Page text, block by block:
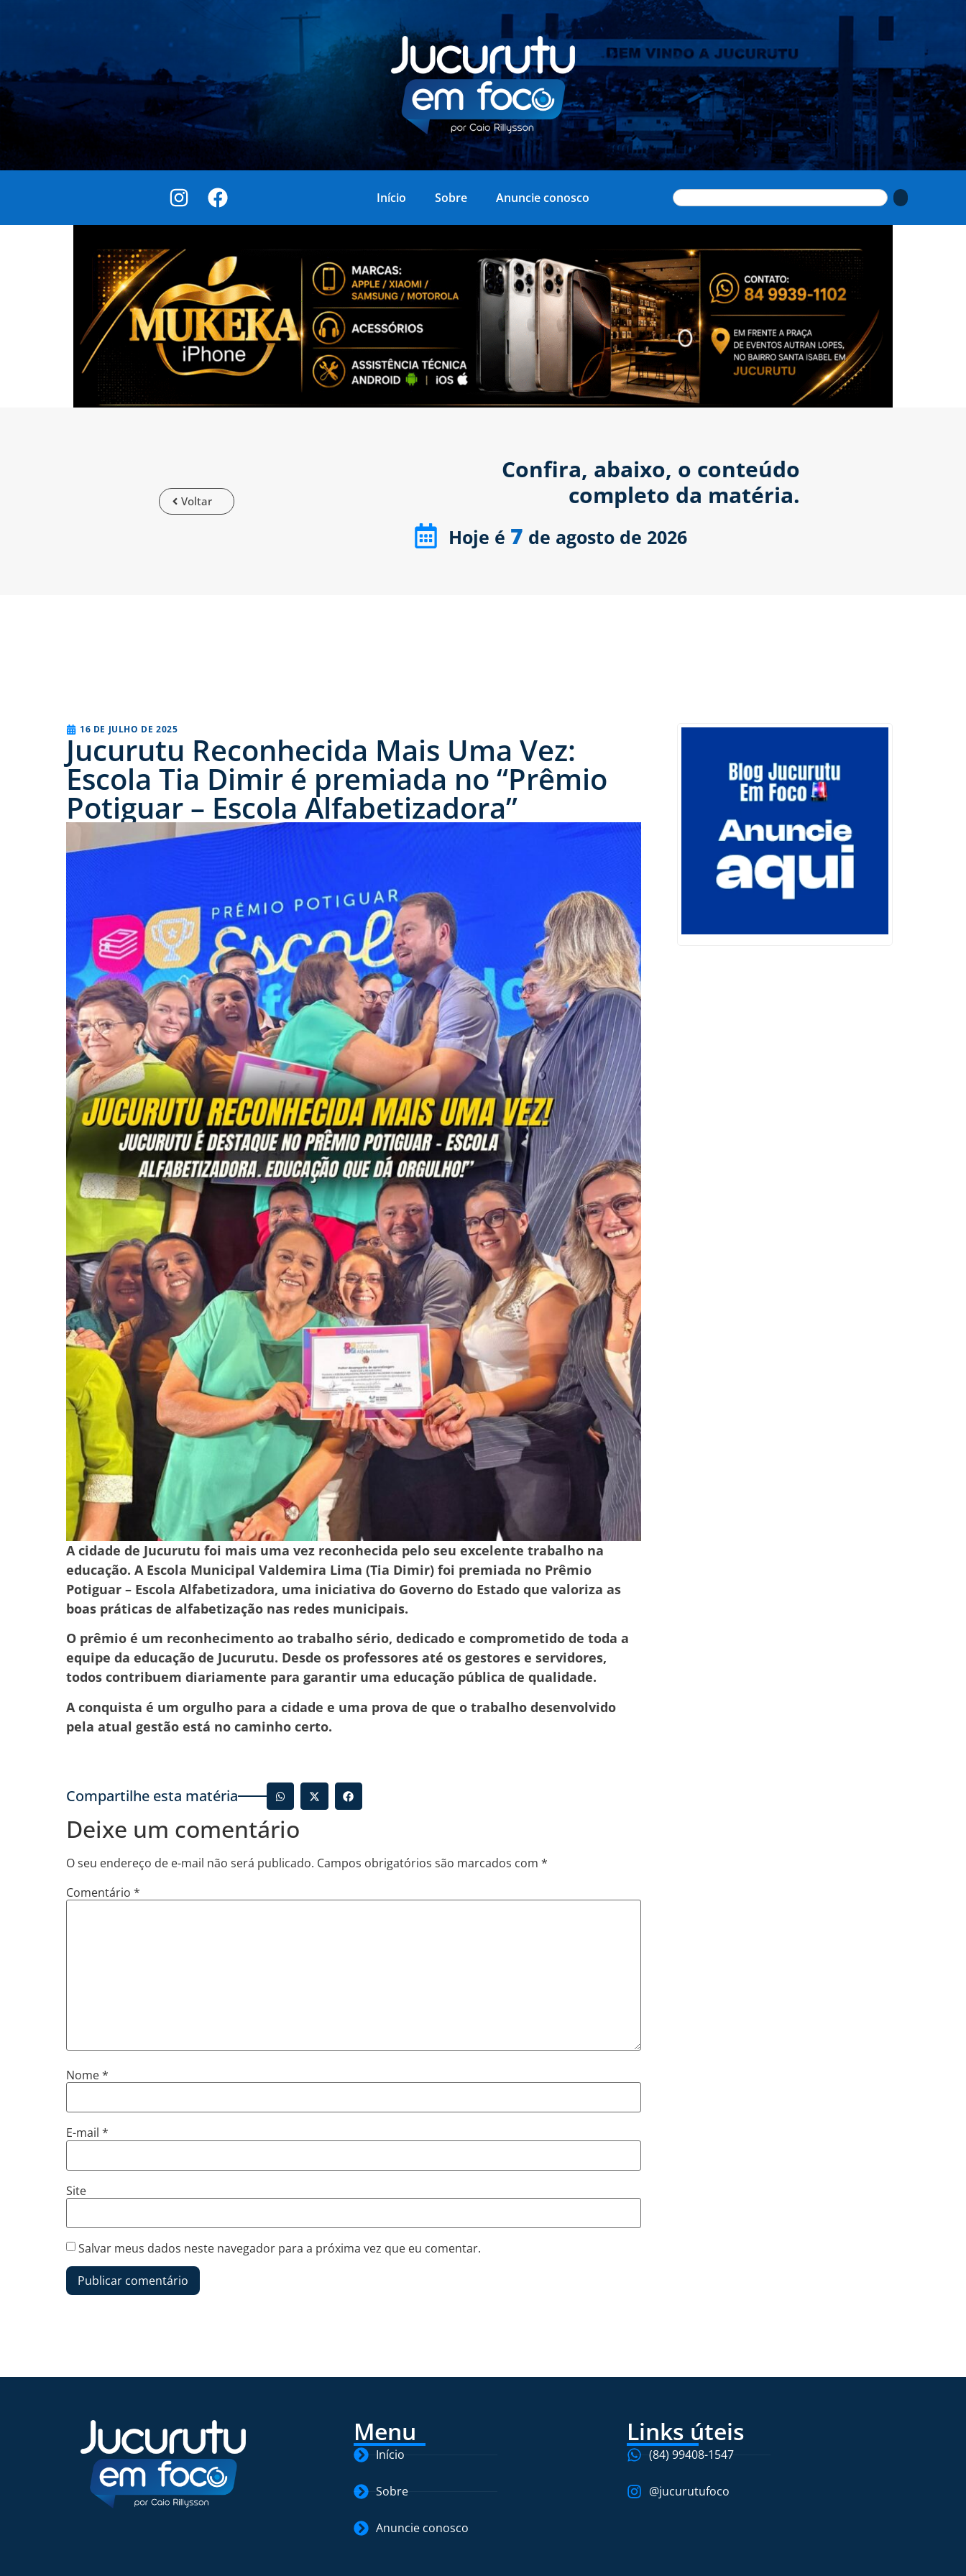
Início Sobre Anuncie conosco
Voltar
Confira, abaixo, o conteúdo
completo da matéria.
Hoje é 7 de agosto de 2026
16 DE JULHO DE 2025
Jucurutu Reconhecida Mais Uma Vez:
Escola Tia Dimir é premiada no “Prêmio
Potiguar – Escola Alfabetizadora”
A cidade de Jucurutu foi mais uma vez reconhecida pelo seu excelente trabalho na
educação. A Escola Municipal Valdemira Lima (Tia Dimir) foi premiada no Prêmio
Potiguar – Escola Alfabetizadora, uma iniciativa do Governo do Estado que valoriza as
boas práticas de alfabetização nas redes municipais.
O prêmio é um reconhecimento ao trabalho sério, dedicado e comprometido de toda a
equipe da educação de Jucurutu. Desde os professores até os gestores e servidores,
todos contribuem diariamente para garantir uma educação pública de qualidade.
A conquista é um orgulho para a cidade e uma prova de que o trabalho desenvolvido
pela atual gestão está no caminho certo.
Compartilhe esta matéria
Deixe um comentário
O seu endereço de e-mail não será publicado. Campos obrigatórios são marcados com *
Comentário *
Nome*
E-mail *
Site
Salvar meus dados neste navegador para a próxima vez que eu comentar.
Menu
Início
Sobre
Anuncie conosco
Links úteis
(84) 99408-1547
@jucurutufoco